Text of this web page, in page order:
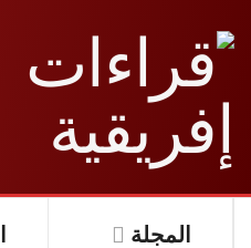
المجلة